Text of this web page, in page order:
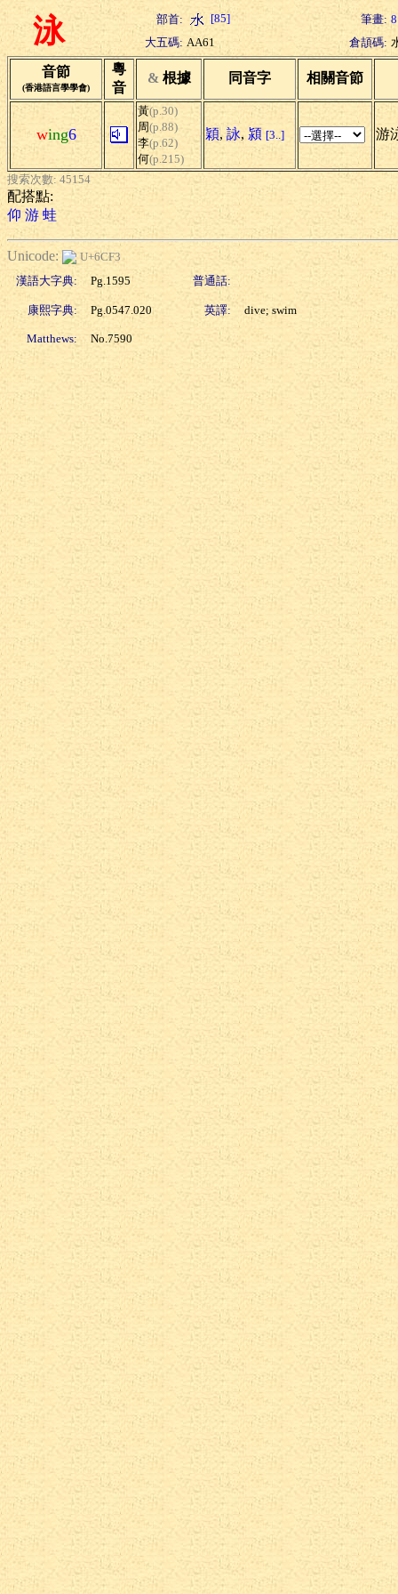
泳 部首: [85] 筆畫: 8
大五碼: AA61 倉頡碼:
音節
(香港語言學學會)
粵
音
& 根據 同音字 相關音節
wing6
黃(p.30)
周(p.88)
李(p.62)
何(p.215)
穎, 詠, 潁 [3..] 游
搜索次數: 45154
配搭點:
仰 游 蛙
Unicode:
U+6CF3
漢語大字典:
Pg.1595 普通話:
康熙字典: Pg.0547.020 英譯: dive; swim
Matthews: No.7590